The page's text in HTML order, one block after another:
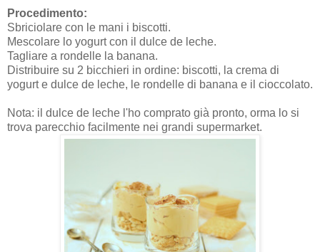
Procedimento:
Sbriciolare con le mani i biscotti.
Mescolare lo yogurt con il dulce de leche.
Tagliare a rondelle la banana.
Distribuire su 2 bicchieri in ordine: biscotti, la crema di
yogurt e dulce de leche, le rondelle di banana e il cioccolato.
Nota: il dulce de leche l'ho comprato già pronto, orma lo si
trova parecchio facilmente nei grandi supermarket.